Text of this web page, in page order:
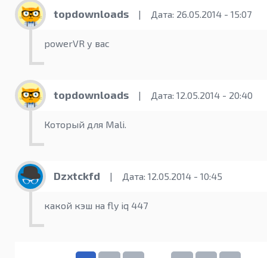
topdownloads | Дата: 26.05.2014 - 15:07
powerVR у вас
topdownloads | Дата: 12.05.2014 - 20:40
Который для Mali.
Dzxtckfd | Дата: 12.05.2014 - 10:45
какой кэш на fly iq 447